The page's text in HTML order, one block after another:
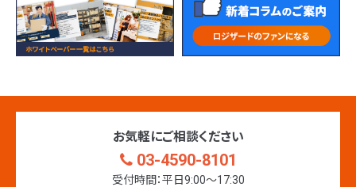
お気軽にご相談ください
03-4590-8101
受付時間：平日9:00〜17:30